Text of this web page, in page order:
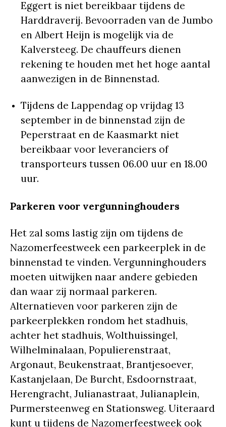
Eggert is niet bereikbaar tijdens de
Harddraverij. Bevoorraden van de Jumbo
en Albert Heijn is mogelijk via de
Kalversteeg. De chauffeurs dienen
rekening te houden met het hoge aantal
aanwezigen in de Binnenstad.
Tijdens de Lappendag op vrijdag 13
september in de binnenstad zijn de
Peperstraat en de Kaasmarkt niet
bereikbaar voor leveranciers of
transporteurs tussen 06.00 uur en 18.00
uur.
Parkeren voor vergunninghouders
Het zal soms lastig zijn om tijdens de
Nazomerfeestweek een parkeerplek in de
binnenstad te vinden. Vergunninghouders
moeten uitwijken naar andere gebieden
dan waar zij normaal parkeren.
Alternatieven voor parkeren zijn de
parkeerplekken rondom het stadhuis,
achter het stadhuis, Wolthuissingel,
Wilhelminalaan, Populierenstraat,
Argonaut, Beukenstraat, Brantjesoever,
Kastanjelaan, De Burcht, Esdoornstraat,
Herengracht, Julianastraat, Julianaplein,
Purmersteenweg en Stationsweg. Uiteraard
kunt u tijdens de Nazomerfeestweek ook